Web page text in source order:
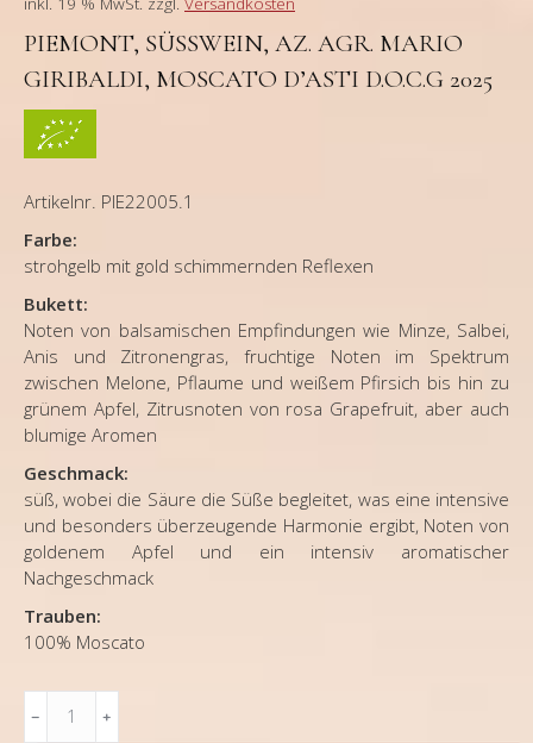
PIEMONT, SÜSSWEIN, AZ. AGR. MARIO
GIRIBALDI, MOSCATO D’ASTI D.O.C.G 2025
Artikelnr. PIE22005.1
Farbe:
strohgelb mit gold schimmernden Reflexen
Bukett:
Noten von balsamischen Empfindungen wie Minze, Salbei,
Anis und Zitronengras, fruchtige Noten im Spektrum
zwischen Melone, Pflaume und weißem Pfirsich bis hin zu
grünem Apfel, Zitrusnoten von rosa Grapefruit, aber auch
blumige Aromen
Geschmack:
süß, wobei die Säure die Süße begleitet, was eine intensive
und besonders überzeugende Harmonie ergibt, Noten von
goldenem Apfel und ein intensiv aromatischer
Nachgeschmack
Trauben:
100% Moscato
Süsswein,